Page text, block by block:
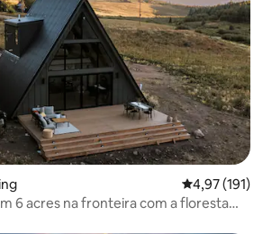
4,97 de uma
4,97 (191)
6 acres na fronteira com a floresta